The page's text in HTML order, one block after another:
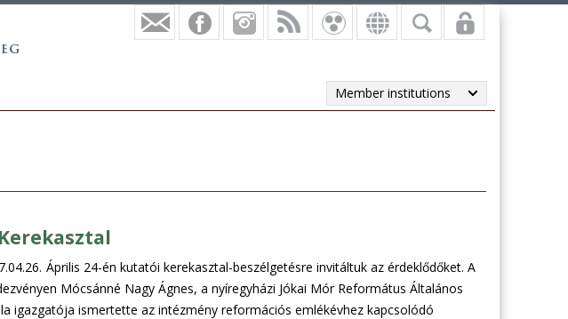
Member institutions
Április 24-én kutatói kerekasztal-beszélgetésre invitáltuk az érdeklődőket. A
Mócsánné Nagy Ágnes, a nyíregyházi Jókai Mór Református Általános
igazgatója ismertette az intézmény reformációs emlékévhez kapcsolódó